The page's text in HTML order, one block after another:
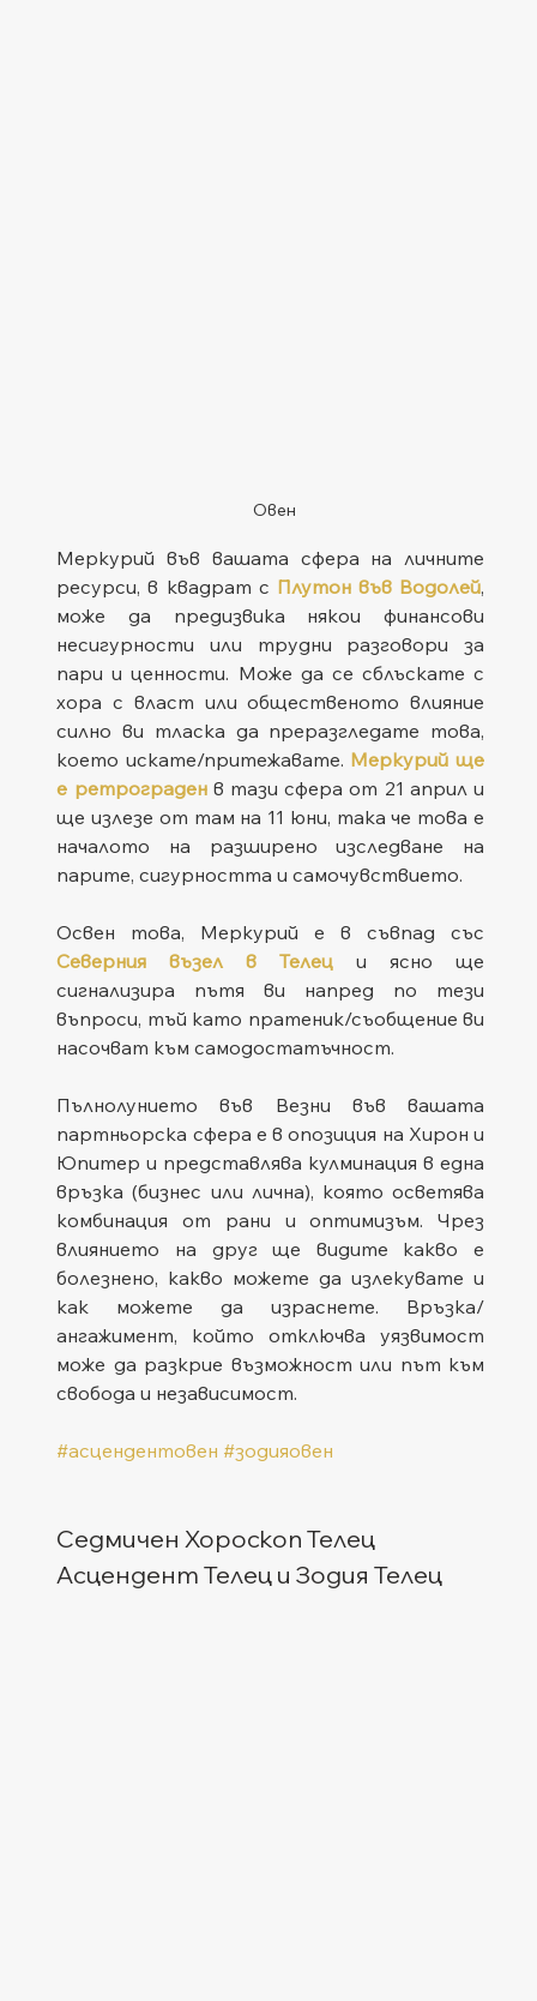
Овен
Меркурий във вашата сфера на личните
ресурси, в квадрат с Плутон във Водолей,
може да предизвика някои финансови
несигурности или трудни разговори за
пари и ценности. Може да се сблъскате с
хора с власт или общественото влияние
силно ви тласка да преразгледате това,
което искате/притежавате. Меркурий ще
е ретрограден в тази сфера от 21 април и
ще излезе от там на 11 юни, така че това е
началото на разширено изследване на
парите, сигурността и самочувствието.
Северния възел в Телец и ясно ще
сигнализира пътя ви напред по тези
въпроси, тъй като пратеник/съобщение ви
насочват към самодостатъчност.
Пълнолунието във Везни във вашата
партньорска сфера е в опозиция на Хирон и
Юпитер и представлява кулминация в една
връзка (бизнес или лична), която осветява
комбинация от рани и оптимизъм. Чрез
влиянието на друг ще видите какво е
болезнено, какво можете да излекувате и
как можете да израснете. Връзка/
ангажимент, който отключва уязвимост
може да разкрие възможност или път към
свобода и независимост.
#асцендентовен #зодияовен
Седмичен Хороскоп Телец
Асцендент Телец и Зодия Телец